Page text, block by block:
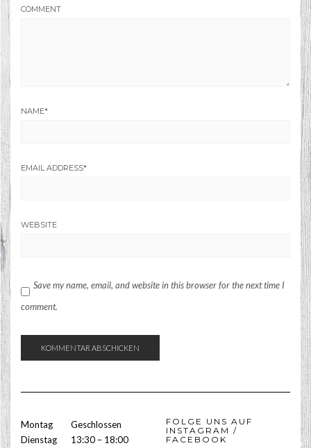
COMMENT
NAME*
EMAIL ADDRESS*
WEBSITE
Save my name, email, and website in this browser for the next time I
comment.
Montag
Geschlossen
Dienstag
13:30 – 18:00
FOLGE UNS AUF
INSTAGRAM /
FACEBOOK